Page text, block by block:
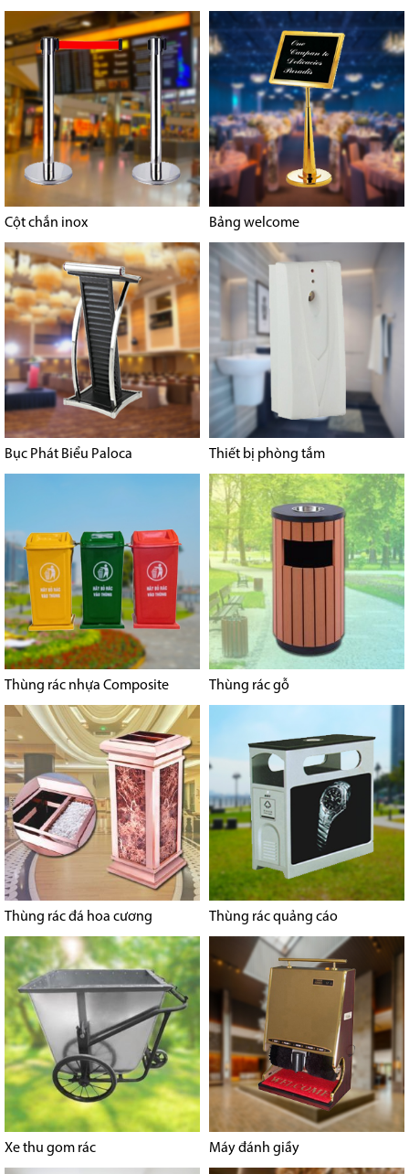
Cột chắn inox Bảng welcome
Bục Phát Biểu Paloca Thiết bị phòng tắm
Thùng rác nhựa Composite Thùng rác gỗ
Thùng rác đá hoa cương Thùng rác quảng cáo
Xe thu gom rác Máy đánh giầy